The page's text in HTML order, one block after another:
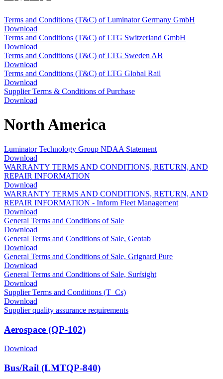
Terms and Conditions (T&C) of Luminator Germany GmbH
Download
Terms and Conditions (T&C) of LTG Switzerland GmbH
Download
Terms and Conditions (T&C) of LTG Sweden AB
Download
Terms and Conditions (T&C) of LTG Global Rail
Download
Supplier Terms & Conditions of Purchase
Download
North America
Luminator Technology Group NDAA Statement
Download
WARRANTY TERMS AND CONDITIONS, RETURN, AND
REPAIR INFORMATION
Download
WARRANTY TERMS AND CONDITIONS, RETURN, AND
REPAIR INFORMATION - Inform Fleet Management
Download
General Terms and Conditions of Sale
Download
General Terms and Conditions of Sale, Geotab
Download
General Terms and Conditions of Sale, Grignard Pure
Download
General Terms and Conditions of Sale, Surfsight
Download
Supplier Terms and Conditions (T_Cs)
Download
Supplier quality assurance requirements
Aerospace (QP-102)
Download
Bus/Rail (LMTQP-840)